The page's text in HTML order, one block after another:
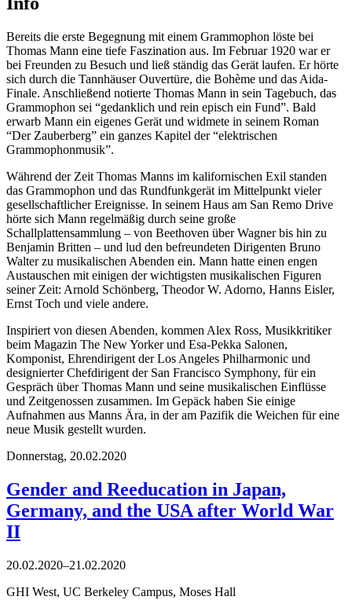
Bereits die erste Begegnung mit einem Grammophon löste bei
Thomas Mann eine tiefe Faszination aus. Im Februar 1920 war er
bei Freunden zu Besuch und ließ ständig das Gerät laufen. Er hörte
sich durch die Tannhäuser Ouvertüre, die Bohème und das Aida-
Finale. Anschließend notierte Thomas Mann in sein Tagebuch, das
Grammophon sei “gedanklich und rein episch ein Fund”. Bald
erwarb Mann ein eigenes Gerät und widmete in seinem Roman
“Der Zauberberg” ein ganzes Kapitel der “elektrischen
Grammophonmusik”.
Während der Zeit Thomas Manns im kalifornischen Exil standen
das Grammophon und das Rundfunkgerät im Mittelpunkt vieler
gesellschaftlicher Ereignisse. In seinem Haus am San Remo Drive
hörte sich Mann regelmäßig durch seine große
Schallplattensammlung – von Beethoven über Wagner bis hin zu
Benjamin Britten – und lud den befreundeten Dirigenten Bruno
Walter zu musikalischen Abenden ein. Mann hatte einen engen
Austauschen mit einigen der wichtigsten musikalischen Figuren
seiner Zeit: Arnold Schönberg, Theodor W. Adorno, Hanns Eisler,
Ernst Toch und viele andere.
Inspiriert von diesen Abenden, kommen Alex Ross, Musikkritiker
beim Magazin The New Yorker und Esa-Pekka Salonen,
Komponist, Ehrendirigent der Los Angeles Philharmonic und
designierter Chefdirigent der San Francisco Symphony, für ein
Gespräch über Thomas Mann und seine musikalischen Einflüsse
und Zeitgenossen zusammen. Im Gepäck haben Sie einige
Aufnahmen aus Manns Ära, in der am Pazifik die Weichen für eine
neue Musik gestellt wurden.
Donnerstag, 20.02.2020
Gender and Reeducation in Japan,
Germany, and the USA after World War
II
20.02.2020–21.02.2020
GHI West, UC Berkeley Campus, Moses Hall